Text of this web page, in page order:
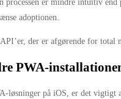
processen er mindre intuitiv
adoptionen.
der er afgørende for
PWA-
løsninger på iOS, er det vigtigt